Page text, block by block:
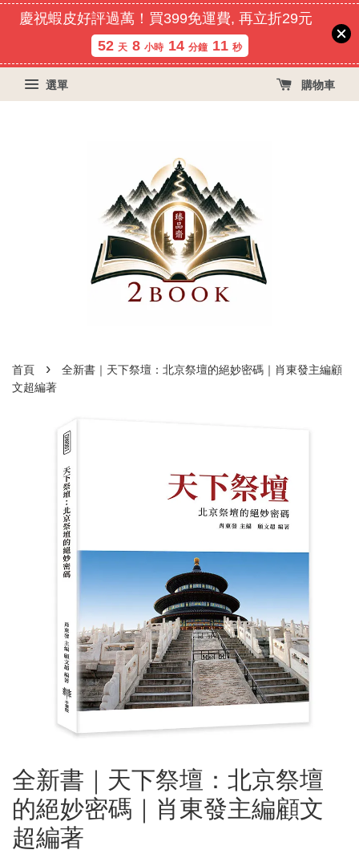
慶祝蝦皮好評過萬！買399免運費, 再立折29元
52 天 8 小時 14 分鐘 11 秒
選單 購物車
首頁 ›
全新書｜天下祭壇：北京祭壇的絕妙密碼｜肖東發主編顧
文超編著
全新書｜天下祭壇：北京祭壇
的絕妙密碼｜肖東發主編顧文
超編著